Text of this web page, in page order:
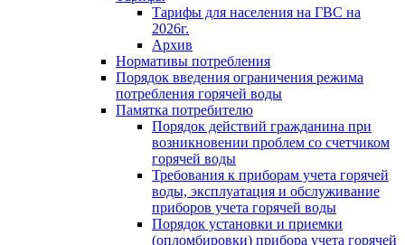
Тарифы для населения на ГВС на
2026г.
Архив
Нормативы потребления
Порядок введения ограничения режима
потребления горячей воды
Памятка потребителю
Порядок действий гражданина при
возникновении проблем со счетчиком
горячей воды
Требования к приборам учета горячей
воды, эксплуатация и обслуживание
приборов учета горячей воды
Порядок установки и приемки
(опломбировки) прибора учета горячей